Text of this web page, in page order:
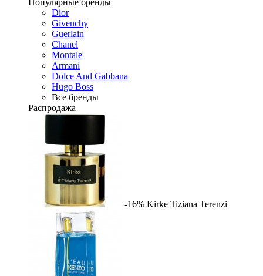
Популярные бренды
Dior
Givenchy
Guerlain
Chanel
Montale
Armani
Dolce And Gabbana
Hugo Boss
Все бренды
Распродажа
-16% Kirke Tiziana Terenzi